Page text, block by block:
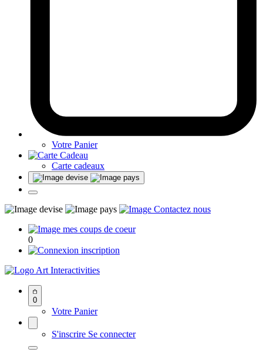
Votre Panier
Carte cadeaux
0
Art Interactivities
0
Votre Panier
S'inscrire Se connecter